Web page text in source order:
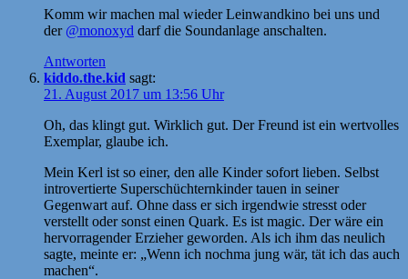
Komm wir machen mal wieder Leinwandkino bei uns und
der @monoxyd darf die Soundanlage anschalten.
Antworten
kiddo.the.kid sagt:
21. August 2017 um 13:56 Uhr
Oh, das klingt gut. Wirklich gut. Der Freund ist ein wertvolles
Exemplar, glaube ich.
Mein Kerl ist so einer, den alle Kinder sofort lieben. Selbst
introvertierte Superschüchternkinder tauen in seiner
Gegenwart auf. Ohne dass er sich irgendwie stresst oder
verstellt oder sonst einen Quark. Es ist magic. Der wäre ein
hervorragender Erzieher geworden. Als ich ihm das neulich
sagte, meinte er: „Wenn ich nochma jung wär, tät ich das auch
machen“.